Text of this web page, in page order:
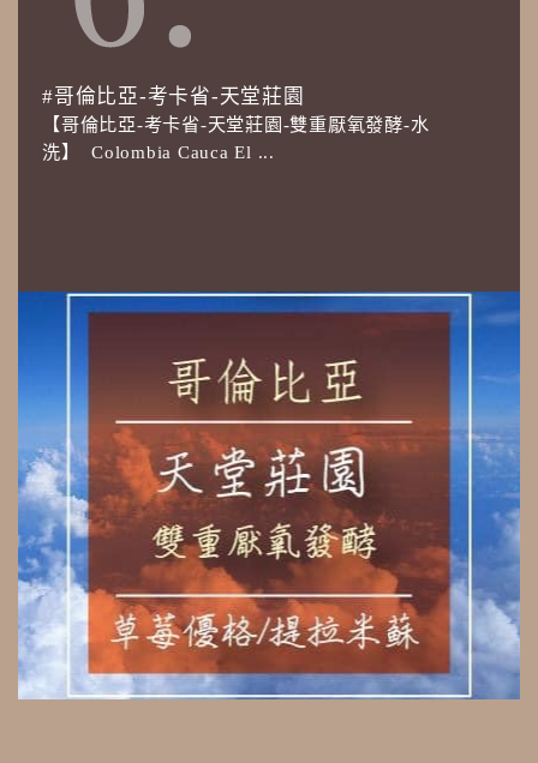
#哥倫比亞-考卡省-天堂莊園
【哥倫比亞-考卡省-天堂莊園-雙重厭氧發酵-水
洗】 Colombia Cauca El ...